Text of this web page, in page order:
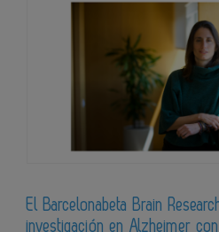
El Barcelonabeta Brain
investigación en Alzheimer